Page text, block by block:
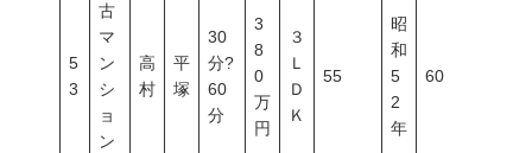
5
3
古
マ
ン
シ
ョ
ン
高
村
平
塚
30
分?
60
分
3
8
0
万
円
３
Ｌ
Ｄ
Ｋ
55
昭
和
5
2
年
60